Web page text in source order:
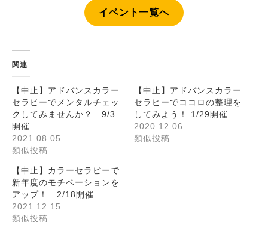
イベント一覧へ
関連
【中止】アドバンスカラー
セラピーでメンタルチェッ
クしてみませんか？ 9/3
開催
2021.08.05
類似投稿
【中止】アドバンスカラー
セラピーでココロの整理を
してみよう！ 1/29開催
2020.12.06
類似投稿
【中止】カラーセラピーで
新年度のモチベーションを
アップ！ 2/18開催
2021.12.15
類似投稿